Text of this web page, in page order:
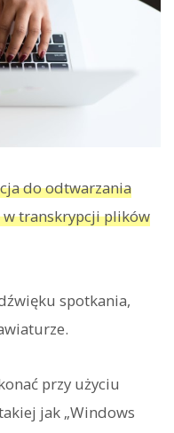
do odtwarzania
transkrypcji plików
spotkania,
przy użyciu
jak „Windows